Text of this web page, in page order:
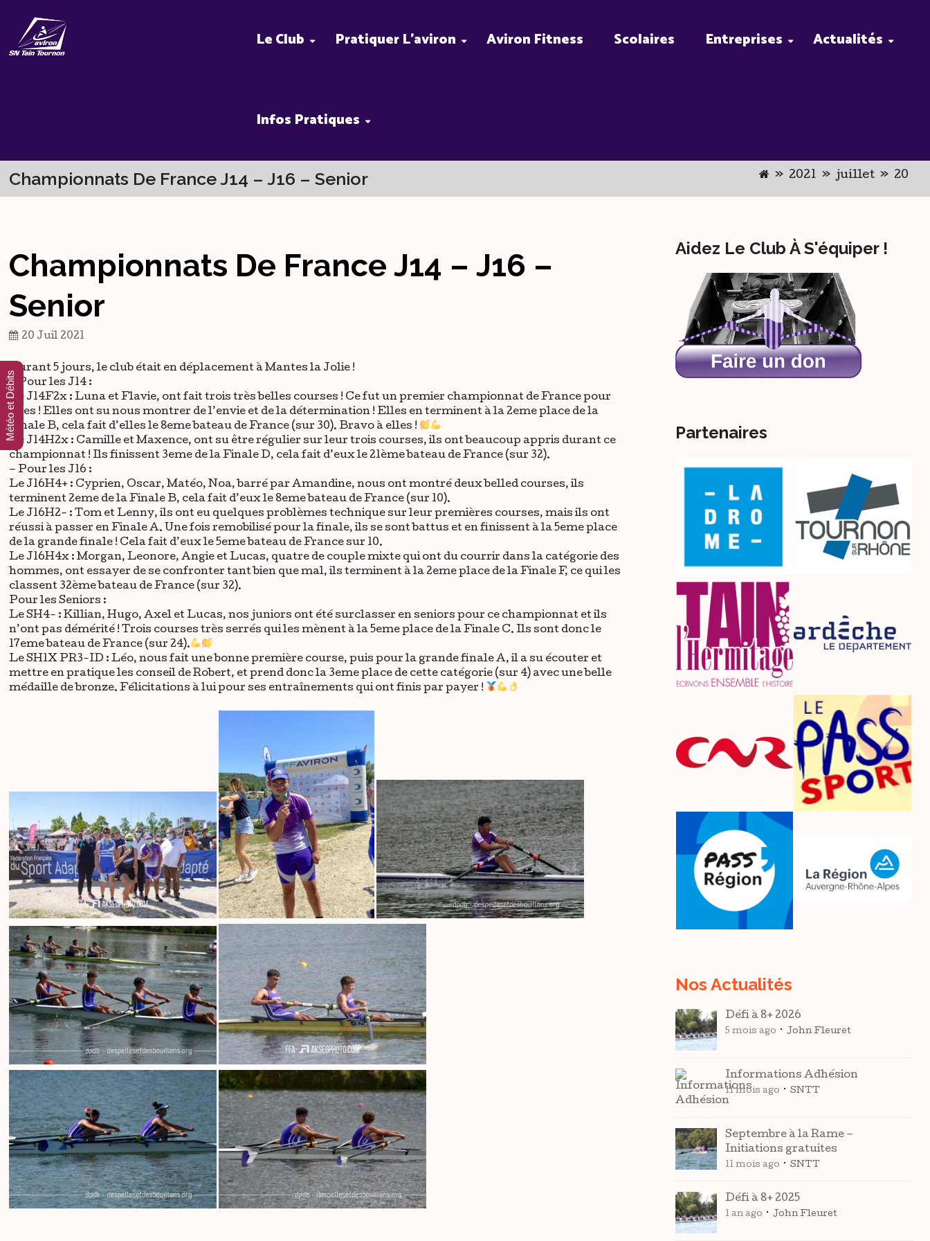
content
Le Club Pratiquer L’aviron Aviron Fitness Scolaires Entreprises Actualités
Infos Pratiques
Championnats De France J14 – J16 – Senior » 2021 » juillet » 20
Championnats De France J14 – J16 –
Senior
20 Juil 2021
Durant 5 jours, le club était en déplacement à Mantes la Jolie !
– Pour les J14 :
Le J14F2x : Luna et Flavie, ont fait trois très belles courses ! Ce fut un premier championnat de France pour
elles ! Elles ont su nous montrer de l’envie et de la détermination ! Elles en terminent à la 2eme place de la
Finale B, cela fait d’elles le 8eme bateau de France (sur 30). Bravo à elles !
Le J14H2x : Camille et Maxence, ont su être régulier sur leur trois courses, ils ont beaucoup appris durant ce
championnat ! Ils finissent 3eme de la Finale D, cela fait d’eux le 21ème bateau de France (sur 32).
– Pour les J16 :
Le J16H4+ : Cyprien, Oscar, Matéo, Noa, barré par Amandine, nous ont montré deux belled courses, ils
terminent 2eme de la Finale B, cela fait d’eux le 8eme bateau de France (sur 10).
Le J16H2- : Tom et Lenny, ils ont eu quelques problèmes technique sur leur premières courses, mais ils ont
réussi à passer en Finale A. Une fois remobilisé pour la finale, ils se sont battus et en finissent à la 5eme place
de la grande finale ! Cela fait d’eux le 5eme bateau de France sur 10.
Le J16H4x : Morgan, Leonore, Angie et Lucas, quatre de couple mixte qui ont du courrir dans la catégorie des
hommes, ont essayer de se confronter tant bien que mal, ils terminent à la 2eme place de la Finale F, ce qui les
classent 32ème bateau de France (sur 32).
Pour les Seniors :
Le SH4- : Killian, Hugo, Axel et Lucas, nos juniors ont été surclasser en seniors pour ce championnat et ils
n’ont pas démérité ! Trois courses très serrés qui les mènent à la 5eme place de la Finale C. Ils sont donc le
17eme bateau de France (sur 24).
Le SH1X PR3-ID : Léo, nous fait une bonne première course, puis pour la grande finale A, il a su écouter et
mettre en pratique les conseil de Robert, et prend donc la 3eme place de cette catégorie (sur 4) avec une belle
médaille de bronze. Félicitations à lui pour ses entraînements qui ont finis par payer !
Aidez Le Club À S'équiper !
Partenaires
Nos Actualités
Défi à 8+ 2026
5 mois ago John Fleuret
Informations Adhésion
11 mois ago SNTT
Septembre à la Rame –
Initiations gratuites
11 mois ago SNTT
Défi à 8+ 2025
1 an ago John Fleuret
Météo et Débits